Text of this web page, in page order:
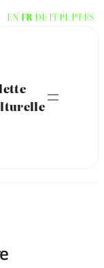
EN FR DE ITPL PTES